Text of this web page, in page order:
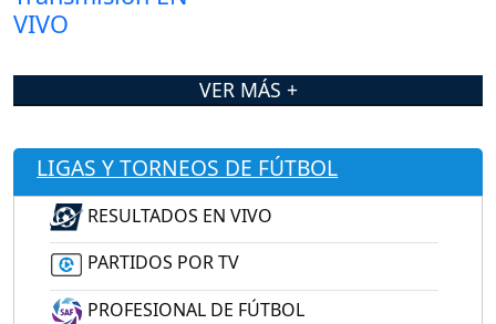
VER MÁS +
LIGAS Y TORNEOS DE FÚTBOL
RESULTADOS EN VIVO
PARTIDOS POR TV
PROFESIONAL DE FÚTBOL